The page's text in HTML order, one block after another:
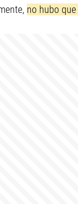
no hubo